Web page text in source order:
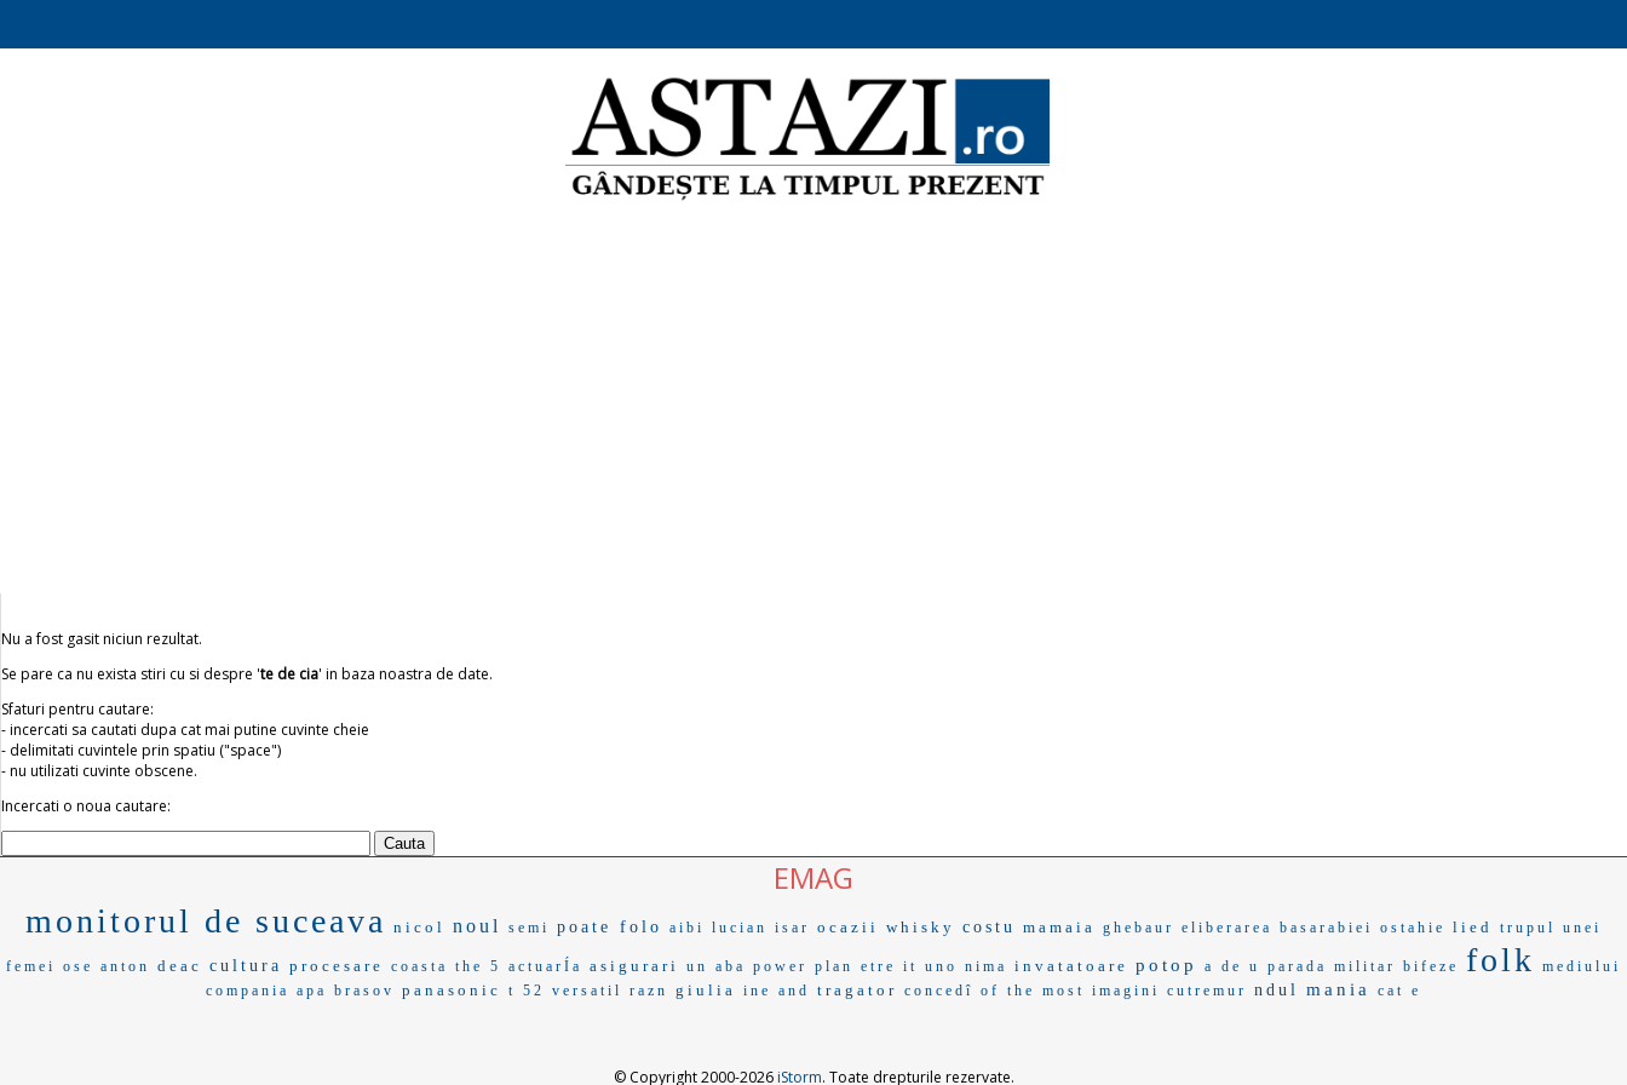
Nu a fost gasit niciun rezultat.
Se pare ca nu exista stiri cu si despre 'te de cia' in baza noastra de date.
Sfaturi pentru cautare:
- incercati sa cautati dupa cat mai putine cuvinte cheie
- delimitati cuvintele prin spatiu ("space")
- nu utilizati cuvinte obscene.
Incercati o noua cautare:
EMAG
monitorul de suceava nicol noul semi poate folo aibi lucian isar ocazii whisky costu mamaia ghebaur eliberarea basarabiei ostahie lied trupul unei
femei ose anton deac cultura procesare coasta the 5 actuarÍa asigurari un aba power plan etre it uno nima invatatoare potop a de u parada militar bifeze folk
mediului
compania apa brasov
panasonic t 52 versatil razn giulia ine and tragator concedî of the most imagini cutremur ndul mania cat e
© Copyright 2000-2026iStorm. Toate drepturile rezervate.